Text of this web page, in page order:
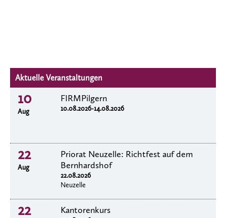
Aktuelle Veranstaltungen
10
Aug
FIRMPilgern
10.08.2026-14.08.2026
22
Aug
Priorat Neuzelle: Richtfest auf dem
Bernhardshof
22.08.2026
Neuzelle
22 Kantorenkurs